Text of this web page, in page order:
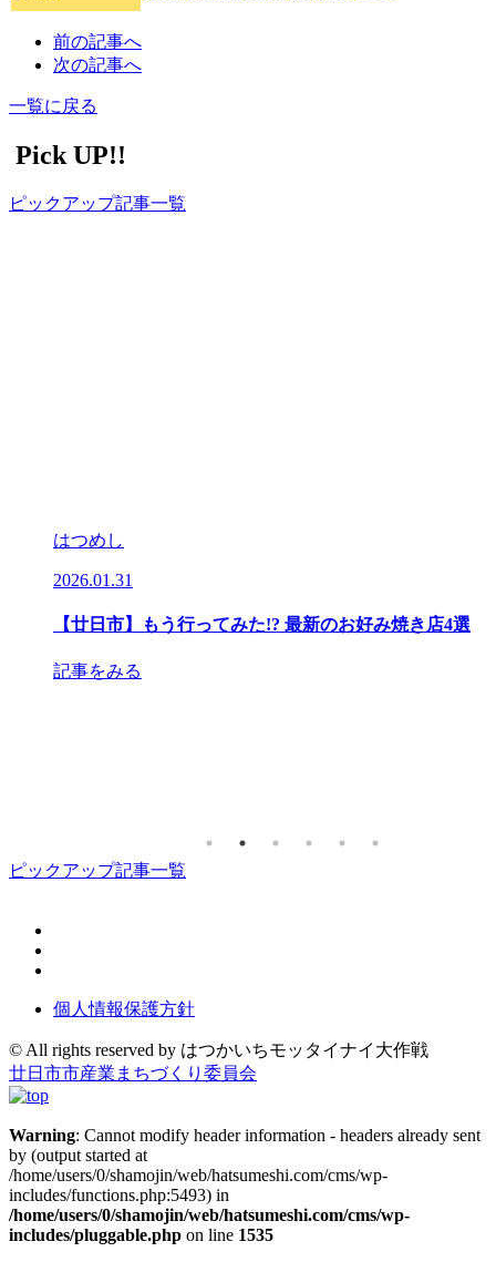
前の記事へ
次の記事へ
一覧に戻る
Pick UP!!
ピックアップ記事一覧
はつめし
2025.12.26
【廿日市】けん玉商店街にあるお店を“ちょい飲み”
ピックアップ記事一覧
個人情報保護方針
© All rights reserved by ︎はつかいちモッタイナイ大作戦
廿日市市産業まちづくり委員会
Warning: Cannot modify header information - headers already sent
by (output started at
/home/users/0/shamojin/web/hatsumeshi.com/cms/wp-
includes/functions.php:5493) in
/home/users/0/shamojin/web/hatsumeshi.com/cms/wp-
includes/pluggable.php on line 1535